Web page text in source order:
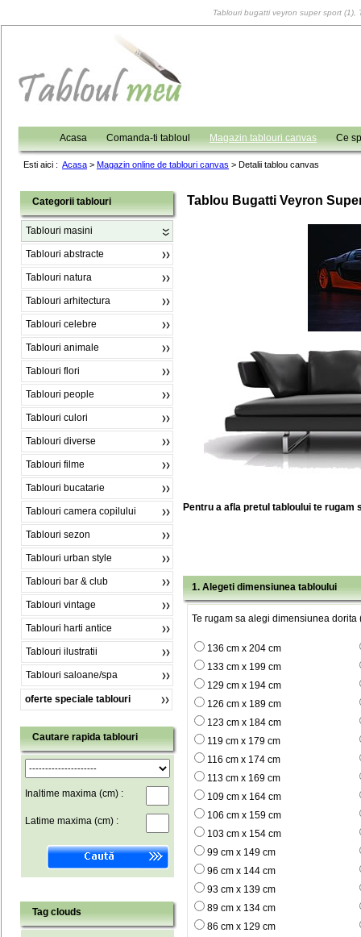
Tablouri bugatti veyron super sport (1),
Acasa Comanda-ti tabloul Magazin tablouri canvas Ce
Esti aici : Acasa > Magazin online de tablouri canvas > Detalii tablou canvas
Categorii tablouri
Tablouri masini
Tablouri abstracte
Tablouri natura
Tablouri arhitectura
Tablouri celebre
Tablouri animale
Tablouri flori
Tablouri people
Tablouri culori
Tablouri diverse
Tablouri filme
Tablouri bucatarie
Tablouri camera copilului
Tablouri sezon
Tablouri urban style
Tablouri bar & club
Tablouri vintage
Tablouri harti antice
Tablouri ilustratii
Tablouri saloane/spa
oferte speciale tablouri
Cautare rapida tablouri
Inaltime maxima (cm) :
Latime maxima (cm) :
Tag clouds
Tablou Bugatti Veyron
Pentru a afla pretul tabloului te rugam
1. Alegeti dimensiunea tabloului
Te rugam sa alegi dimensiunea dorita
136 cm x 204 cm
133 cm x 199 cm
129 cm x 194 cm
126 cm x 189 cm
123 cm x 184 cm
119 cm x 179 cm
116 cm x 174 cm
113 cm x 169 cm
109 cm x 164 cm
106 cm x 159 cm
103 cm x 154 cm
99 cm x 149 cm
96 cm x 144 cm
93 cm x 139 cm
89 cm x 134 cm
86 cm x 129 cm